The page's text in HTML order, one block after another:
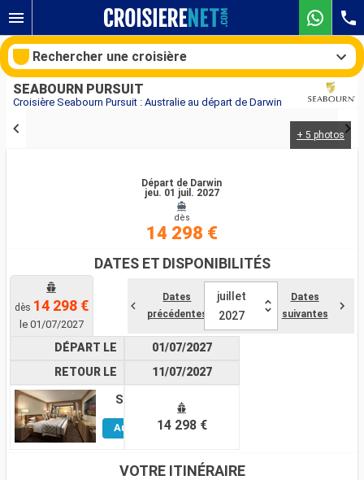
Croisière Seabourn Pursuit : Australie au départ de Darwin
SEABOURN PURSUIT
+ 5 photos
Départ de Darwin
jeu. 01 juil. 2027
dès
14 298 €
DATES ET DISPONIBILITÉS
dès 14 298 €
le 01/07/2027
Dates
précédentes
juillet
2027
Dates
suivantes
DÉPART LE
RETOUR LE
Suite
Autres
01/07/2027
11/07/2027
14 298 €
VOTRE ITINÉRAIRE
Rechercher une croisière
Rechercher